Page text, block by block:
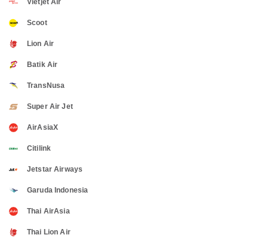
Vietjet Air
Scoot
Lion Air
Batik Air
TransNusa
Super Air Jet
AirAsiaX
Citilink
Jetstar Airways
Garuda Indonesia
Thai AirAsia
Thai Lion Air